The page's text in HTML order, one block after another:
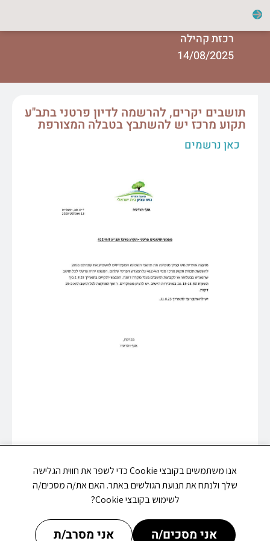
רכזת קהילה
14/08/2025
תושבים יקרים, להרשמה לדיון פרטני בתב"ע
תקוע מרכז יש להשתבץ בטבלה המצורפת
כאן נרשמים
אנו משתמשים בקובצי Cookie כדי לשפר את חווית הגלישה
שלך ולנתח את תנועת הגולשים באתר. האם את/ה מסכים/ה
לשימוש בקובצי Cookie?
אני מסכים/ה אני מסרב/ת